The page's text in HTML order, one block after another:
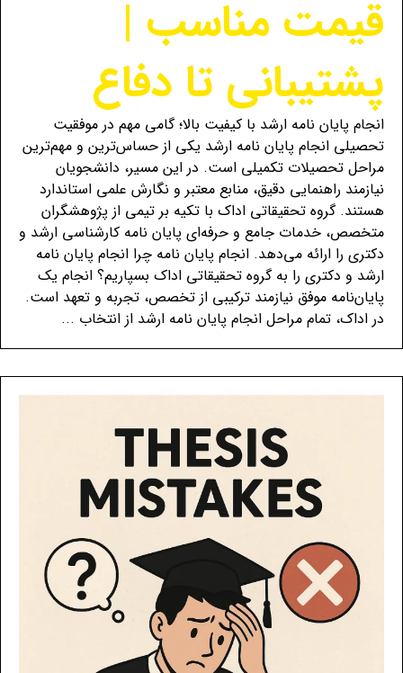
قیمت مناسب |
پشتیبانی تا دفاع
انجام پایان نامه ارشد با کیفیت بالا؛ گامی مهم در موفقیت
تحصیلی انجام پایان نامه ارشد یکی از حساس‌ترین و مهم‌ترین
مراحل تحصیلات تکمیلی است. در این مسیر، دانشجویان
نیازمند راهنمایی دقیق، منابع معتبر و نگارش علمی استاندارد
هستند. گروه تحقیقاتی اداک با تکیه بر تیمی از پژوهشگران
متخصص، خدمات جامع و حرفه‌ای پایان نامه کارشناسی ارشد و
دکتری را ارائه می‌دهد. انجام پایان‌ نامه چرا انجام پایان نامه
ارشد و دکتری را به گروه تحقیقاتی اداک بسپاریم؟ انجام یک
پایان‌نامه موفق نیازمند ترکیبی از تخصص، تجربه و تعهد است.
در اداک، تمام مراحل انجام پایان نامه ارشد از انتخاب ...